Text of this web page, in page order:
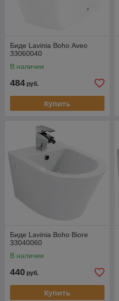
Биде Lavinia Boho Аveo
33060040
В наличии
484 руб.
Купить
Биде Lavinia Boho Biore
33040060
В наличии
440 руб.
Купить